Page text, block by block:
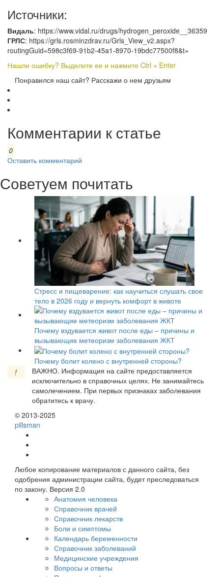
Источники:
Видаль: https://www.vidal.ru/drugs/hydrogen_peroxide__36359
ГРЛС: https://grls.rosminzdrav.ru/Grls_View_v2.aspx?
routingGuid=598c3f69-91b2-45a1-8970-19bdc77500f8&t=
Нашли ошибку? Выделите ее и нажмите Ctrl + Enter
Понравился наш сайт? Расскажи о нем друзьям
Комментарии к статье
0
Оставить комментарий
Советуем почитать
Стресс и пищеварение: как научиться слушать свое
тело в 2026 году и вернуть комфорт в животе
Почему вздувается живот после еды – причины и
вызывающие метеоризм заболевания ЖКТ
Почему болит колено с внутренней стороны?
!
ВАЖНО. Информация на сайте предоставляется
исключительно в справочных целях. Не занимайтесь
самолечением. При первых признаках заболевания
обратитесь к врачу.
© 2013-2025
pillsman
Любое копирование материалов с данного сайта, без
одобрения администрации сайта, будет преследоваться
по закону. Версия 2.0
Анатомия человека
Справочник врачей
Справочник лекарств
Боли и симптомы
Календарь беременности
Справочник заболеваний
Медицинские учреждения
Вопросы и ответы